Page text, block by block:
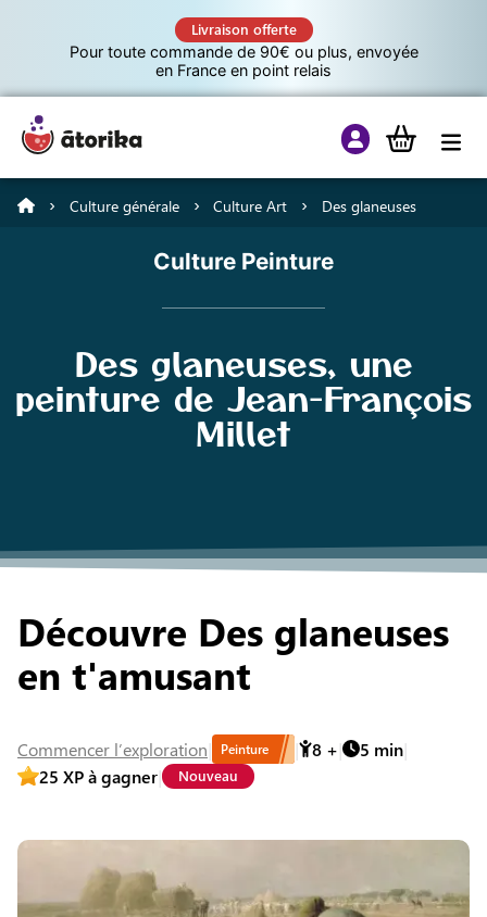
Livraison offerte
Pour toute commande de 90€ ou plus, envoyée
en France en point relais
Jeux éducatifs
Culture G
Culture générale Culture Art Des glaneuses
Culture Peinture
Des glaneuses, une
peinture de Jean-François
Millet
Découvre Des glaneuses
en t'amusant
Commencer l’exploration Peinture 8 + 5 min
25 XP à gagner Nouveau